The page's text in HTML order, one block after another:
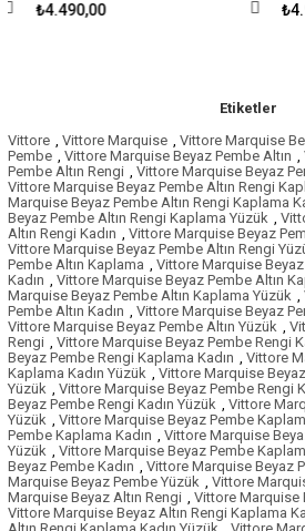
₺4.490,00
Etiketler
Vittore , Vittore Marquise , Vittore Marquise
Pembe , Vittore Marquise Beyaz Pembe Altın ,
Pembe Altın Rengi , Vittore Marquise Beyaz
Vittore Marquise Beyaz Pembe Altın Rengi
Marquise Beyaz Pembe Altın Rengi Kaplama
Beyaz Pembe Altın Rengi Kaplama Yüzük ,
Altın Rengi Kadın , Vittore Marquise Beyaz
Vittore Marquise Beyaz Pembe Altın Rengi
Pembe Altın Kaplama , Vittore Marquise
Kadın , Vittore Marquise Beyaz Pembe Altın
Marquise Beyaz Pembe Altın Kaplama Yüzük ,
Pembe Altın Kadın , Vittore Marquise Beyaz
Vittore Marquise Beyaz Pembe Altın Yüzük ,
Rengi , Vittore Marquise Beyaz Pembe Rengi
Beyaz Pembe Rengi Kaplama Kadın , Vittore
Kaplama Kadın Yüzük , Vittore Marquise
Yüzük , Vittore Marquise Beyaz Pembe Rengi
Beyaz Pembe Rengi Kadın Yüzük , Vittore
Yüzük , Vittore Marquise Beyaz Pembe
Pembe Kaplama Kadın , Vittore Marquise
Yüzük , Vittore Marquise Beyaz Pembe
Beyaz Pembe Kadın , Vittore Marquise Beyaz
Marquise Beyaz Pembe Yüzük , Vittore
Marquise Beyaz Altın Rengi , Vittore Marquise
Vittore Marquise Beyaz Altın Rengi Kaplama